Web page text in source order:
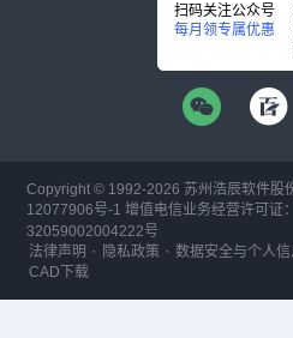
扫码关注公众号
每月领专属优惠
Copyright © 1992-2026 苏州浩辰软件股
12077906号-1 增值电信业务经营许可证：
32059002004222号
法律声明 · 隐私政策 ·数据安全与个人
CAD下载